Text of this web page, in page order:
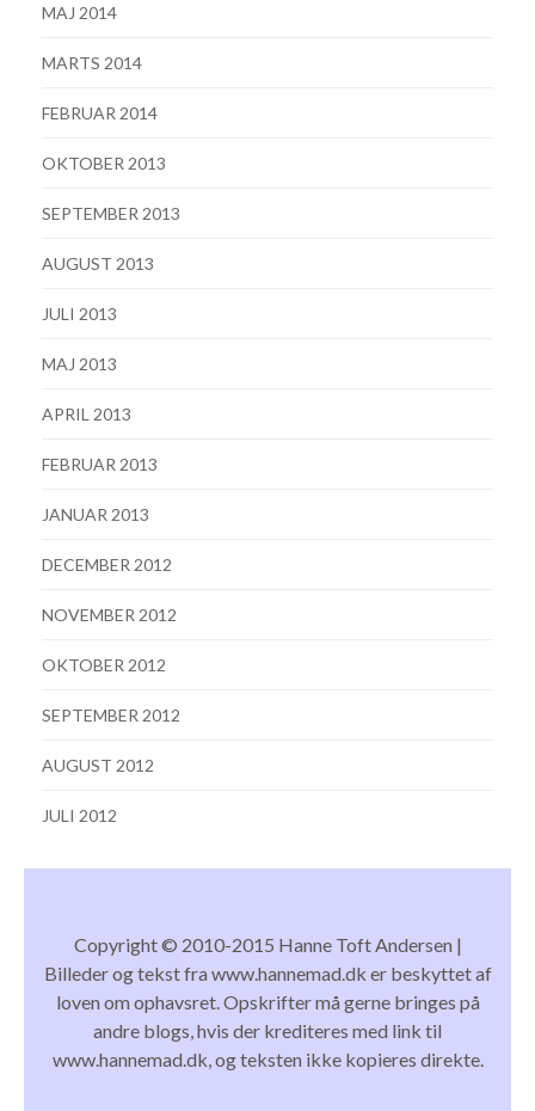
MAJ 2014
MARTS 2014
FEBRUAR 2014
OKTOBER 2013
SEPTEMBER 2013
AUGUST 2013
JULI 2013
MAJ 2013
APRIL 2013
FEBRUAR 2013
JANUAR 2013
DECEMBER 2012
NOVEMBER 2012
OKTOBER 2012
SEPTEMBER 2012
AUGUST 2012
JULI 2012
Copyright © 2010-2015 Hanne Toft Andersen |
Billeder og tekst fra www.hannemad.dk er beskyttet af
loven om ophavsret. Opskrifter må gerne bringes på
andre blogs, hvis der krediteres med link til
www.hannemad.dk, og teksten ikke kopieres direkte.